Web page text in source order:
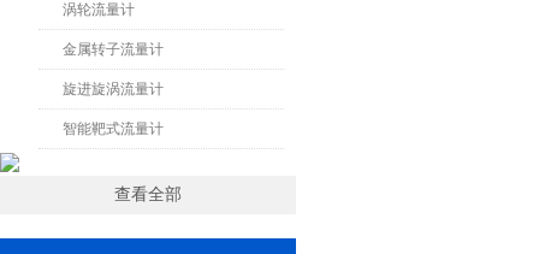
涡轮流量计
金属转子流量计
旋进旋涡流量计
智能靶式流量计
查看全部